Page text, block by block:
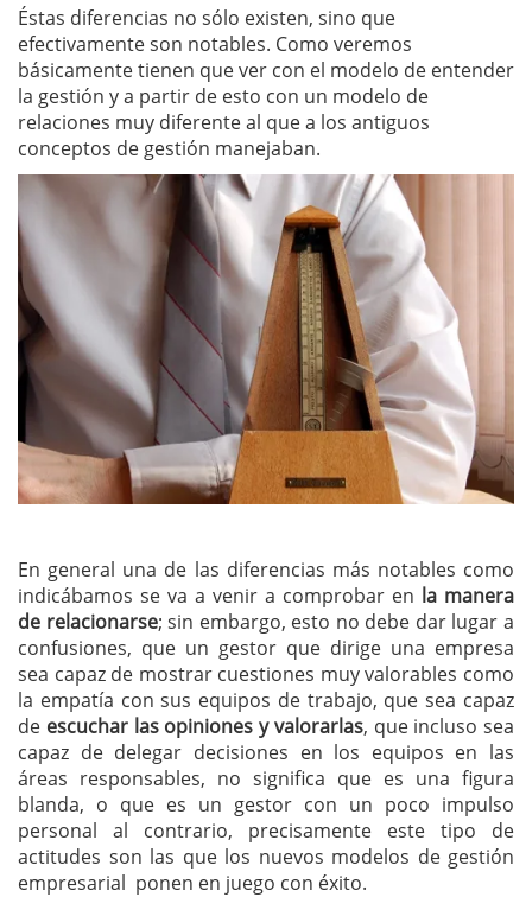
Éstas diferencias no sólo existen, sino que
efectivamente son notables. Como veremos
básicamente tienen que ver con el modelo de entender
la gestión y a partir de esto con un modelo de
relaciones muy diferente al que a los antiguos
conceptos de gestión manejaban.
En general una de las diferencias más notables como
indicábamos se va a venir a comprobar en la manera
de relacionarse; sin embargo, esto no debe dar lugar a
confusiones, que un gestor que dirige una empresa
sea capaz de mostrar cuestiones muy valorables como
la empatía con sus equipos de trabajo, que sea capaz
de escuchar las opiniones y valorarlas, que incluso sea
capaz de delegar decisiones en los equipos en las
áreas responsables, no significa que es una figura
blanda, o que es un gestor con un poco impulso
personal al contrario, precisamente este tipo de
actitudes son las que los nuevos modelos de gestión
empresarial ponen en juego con éxito.